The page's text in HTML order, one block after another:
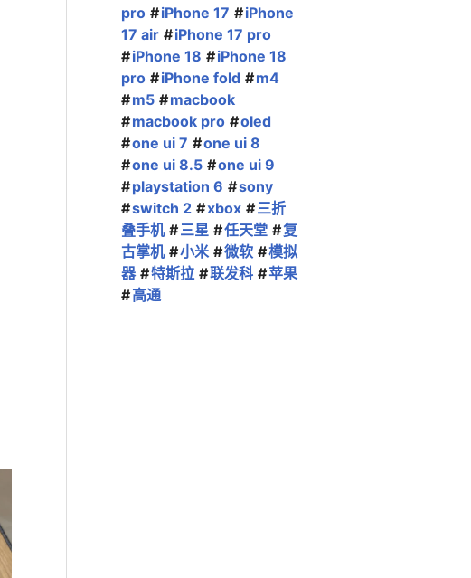
pro
iPhone 17
iPhone
17 air
iPhone 17 pro
iPhone 18
iPhone 18
pro
iPhone fold
m4
m5
macbook
macbook pro
oled
one ui 7
one ui 8
one ui 8.5
one ui 9
playstation 6
sony
switch 2
xbox
三折
叠手机
三星 任天堂
复
古掌机
小米 微软
模拟
器
特斯拉 联发科
苹果
高通